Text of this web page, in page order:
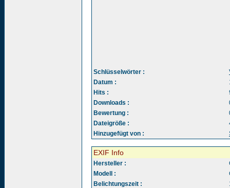
Schlüsselwörter :
Datum :
Hits :
Downloads :
Bewertung :
Dateigröße :
Hinzugefügt von :
EXIF Info
Hersteller :
Modell :
Belichtungszeit :